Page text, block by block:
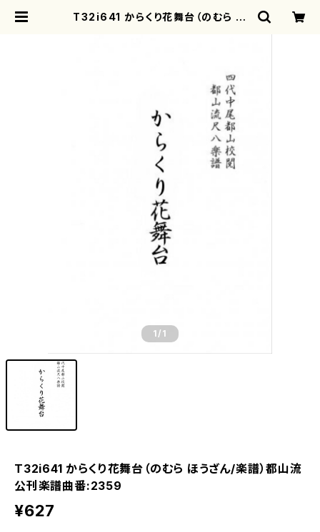
T32i641 からくり花舞台（のむら ほ
1 /1
T32i641 からくり花舞台（のむら ほうざん/楽譜）都山流
公刊楽譜曲番:2359
¥627